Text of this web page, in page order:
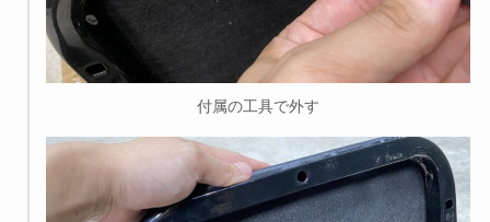
付属の工具で外す